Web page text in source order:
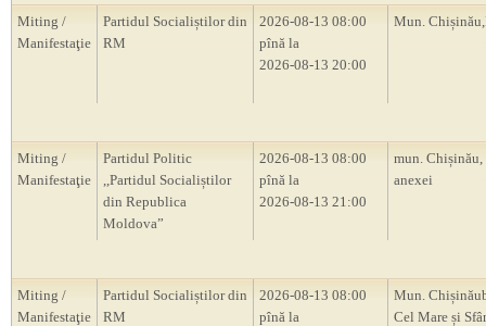
Miting /
Manifestaţie
Partidul Socialiștilor din
RM
2026-08-13 08:00
pînă la
2026-08-13 20:00
Mun.
Miting /
Manifestaţie
Partidul Politic
,,Partidul Socialiștilor
din Republica
Moldova”
2026-08-13 08:00
pînă la
2026-08-13 21:00
mun.
anexei
Miting /
Manifestaţie
Partidul Socialiștilor din
RM
2026-08-13 08:00
pînă la
Mun.
Cel Mare și